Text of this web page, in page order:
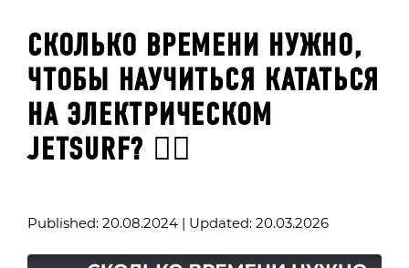
СКОЛЬКО ВРЕМЕНИ НУЖНО,
ЧТОБЫ НАУЧИТЬСЯ КАТАТЬСЯ
НА ЭЛЕКТРИЧЕСКОМ
JETSURF? 🏄‍♂️
Published: 20.08.2024 | Updated: 20.03.2026